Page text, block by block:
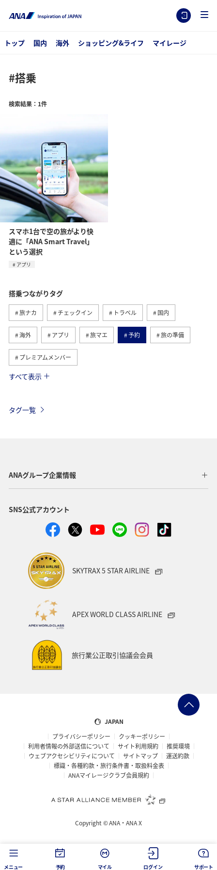
トップ 国内 海外 ショッピング&ライフ マイレージ
#搭乗
検索結果：1件
スマホ1台で空の旅がより快
適に「ANA Smart Travel」
という選択
アプリ
搭乗つながりタグ
旅ナカ チェックイン トラベル 国内
海外 アプリ 旅マエ 予約 旅の準備
プレミアムメンバー
ANAマイレージクラブ
すべて表示
タグ一覧
ANAグループ企業情報
SNS公式アカウント
SKYTRAX 5 STAR AIRLINE
APEX WORLD CLASS AIRLINE
旅行業公正取引協議会会員
JAPAN
プライバシーポリシー
クッキーポリシー
利用者情報の外部送信について
サイト利用規約
推奨環境
ウェブアクセシビリティについて
サイトマップ
運送約款
標識・各種約款・旅行条件書・取扱料金表
ANAマイレージクラブ会員規約
Copyright ©ANA・ANA X
メニュー 予約 マイル ログイン サポート